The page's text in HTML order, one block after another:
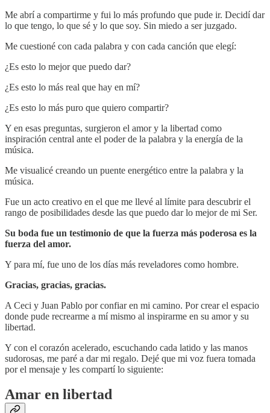
Me abrí a compartirme y fui lo más profundo que pude ir. Decidí dar
lo que tengo, lo que sé y lo que soy. Sin miedo a ser juzgado.
Me cuestioné con cada palabra y con cada canción que elegí:
¿Es esto lo mejor que puedo dar?
¿Es esto lo más real que hay en mí?
¿Es esto lo más puro que quiero compartir?
Y en esas preguntas, surgieron el amor y la libertad como
inspiración central ante el poder de la palabra y la energía de la
música.
Me visualicé creando un puente energético entre la palabra y la
música.
Fue un acto creativo en el que me llevé al límite para descubrir el
rango de posibilidades desde las que puedo dar lo mejor de mi Ser.
Su boda fue un testimonio de que la fuerza más poderosa es la
fuerza del amor.
Y para mí, fue uno de los días más reveladores como hombre.
Gracias, gracias, gracias.
A Ceci y Juan Pablo por confiar en mi camino. Por crear el espacio
donde pude recrearme a mí mismo al inspirarme en su amor y su
libertad.
Y con el corazón acelerado, escuchando cada latido y las manos
sudorosas, me paré a dar mi regalo. Dejé que mi voz fuera tomada
por el mensaje y les compartí lo siguiente:
Amar en libertad